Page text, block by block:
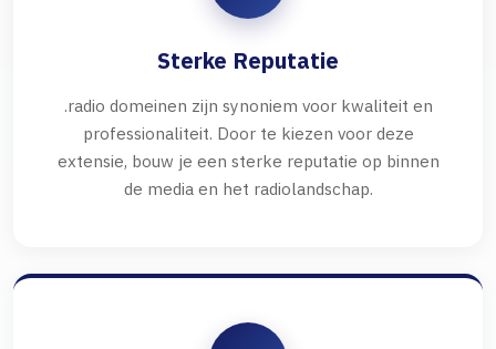
Sterke Reputatie
.radio domeinen zijn synoniem voor kwaliteit en
professionaliteit. Door te kiezen voor deze
extensie, bouw je een sterke reputatie op binnen
de media en het radiolandschap.